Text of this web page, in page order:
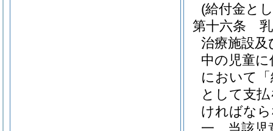
(給付金と
第十六条
治療施設及
中の児童
において
として支
ければな